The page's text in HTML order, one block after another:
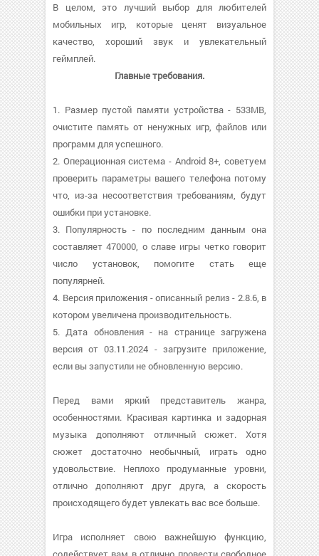
В целом, это лучший выбор для любителей
мобильных игр, которые ценят визуальное
качество, хороший звук и увлекательный
геймплей.
Главные требования.
1. Размер пустой памяти устройства - 533MB,
очистите память от ненужных игр, файлов или
программ для успешного.
2. Операционная система - Android 8+, советуем
проверить параметры вашего телефона потому
что, из-за несоответствия требованиям, будут
ошибки при установке.
3. Популярность - по последним данным она
составляет 470000, о cлаве игры четко говорит
число установок, помогите стать еще
популярней.
4. Версия приложения - описанный релиз - 2.8.6, в
котором увеличена производительность.
5. Дата обновления - на странице загружена
версия от 03.11.2024 - загрузите приложение,
если вы запустили не обновленную версию.
Перед вами яркий представитель жанра,
особенностями. Красивая картинка и задорная
музыка дополняют отличный сюжет. Хотя
сюжет достаточно необычный, играть одно
удовольствие. Неплохо продуманные уровни,
отлично дополняют друг друга, а скорость
происходящего будет увлекать вас все больше.
Игра исполняет свою важнейшую функцию,